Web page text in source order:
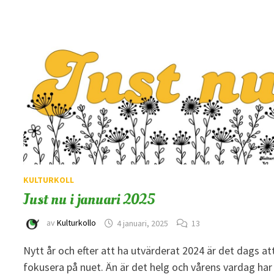
KULTURKOLL
Just nu i januari 2025
avKulturkollo 4 januari, 2025 13
Nytt år och efter att ha utvärderat 2024 är det dags
fokusera på nuet. Än är det helg och vårens vardag har